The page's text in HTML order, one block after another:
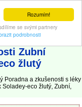
Rozumím!
se svými partnery
podrobnosti
nemocí
Zubní
žlutý
Poradna a zkušenosti s léky
eco žlutý, Zubní,